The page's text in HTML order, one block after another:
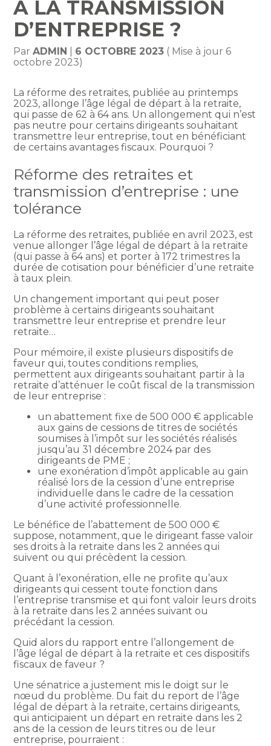
À LA TRANSMISSION
D’ENTREPRISE ?
ParADMIN 6 OCTOBRE 2023 ( Mise à jour 6
octobre 2023)
La réforme des retraites, publiée au printemps
2023, allonge l’âge légal de départ à la retraite,
qui passe de 62 à 64 ans. Un allongement qui n’est
pas neutre pour certains dirigeants souhaitant
transmettre leur entreprise, tout en bénéficiant
de certains avantages fiscaux. Pourquoi ?
Réforme des retraites et
transmission d’entreprise : une
tolérance
La réforme des retraites, publiée en avril 2023, est
venue allonger l’âge légal de départ à la retraite
(qui passe à 64 ans) et porter à 172 trimestres la
durée de cotisation pour bénéficier d’une retraite
à taux plein.
Un changement important qui peut poser
problème à certains dirigeants souhaitant
transmettre leur entreprise et prendre leur
retraite…
Pour mémoire, il existe plusieurs dispositifs de
faveur qui, toutes conditions remplies,
permettent aux dirigeants souhaitant partir à la
retraite d’atténuer le coût fiscal de la transmission
de leur entreprise :
un abattement fixe de 500 000 € applicable
aux gains de cessions de titres de sociétés
soumises à l’impôt sur les sociétés réalisés
jusqu’au 31 décembre 2024 par des
dirigeants de PME ;
une exonération d’impôt applicable au gain
réalisé lors de la cession d’une entreprise
individuelle dans le cadre de la cessation
d’une activité professionnelle.
Le bénéfice de l’abattement de 500 000 €
suppose, notamment, que le dirigeant fasse valoir
ses droits à la retraite dans les 2 années qui
suivent ou qui précèdent la cession.
Quant à l’exonération, elle ne profite qu’aux
dirigeants qui cessent toute fonction dans
l’entreprise transmise et qui font valoir leurs droits
à la retraite dans les 2 années suivant ou
précédant la cession.
Quid alors du rapport entre l’allongement de
l’âge légal de départ à la retraite et ces dispositifs
fiscaux de faveur ?
Une sénatrice a justement mis le doigt sur le
nœud du problème. Du fait du report de l’âge
légal de départ à la retraite, certains dirigeants,
qui anticipaient un départ en retraite dans les 2
ans de la cession de leurs titres ou de leur
entreprise, pourraient :